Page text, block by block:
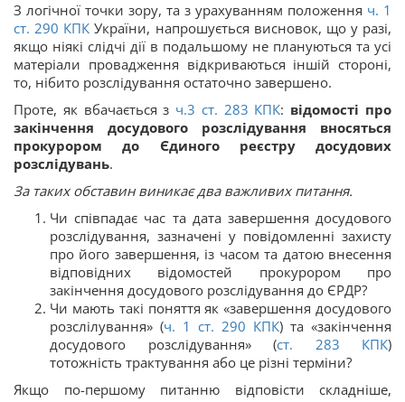
З логічної точки зору, та з урахуванням положення ч. 1
ст. 290 КПК України, напрошується висновок, що у разі,
якщо ніякі слідчі дії в подальшому не плануються та усі
матеріали провадження відкриваються іншій стороні,
то, нібито розслідування остаточно завершено.
Проте, як вбачається з ч.3 ст. 283 КПК: відомості про
закінчення досудового розслідування вносяться
прокурором до Єдиного реєстру досудових
розслідувань.
За таких обставин виникає два важливих питання.
Чи співпадає час та дата завершення досудового
розслідування, зазначені у повідомленні захисту
про його завершення, із часом та датою внесення
відповідних відомостей прокурором про
закінчення досудового розслідування до ЄРДР?
Чи мають такі поняття як «завершення досудового
розслілування» (ч. 1 ст. 290 КПК) та «закінчення
досудового розслідування» (ст. 283 КПК)
тотожність трактування або це різні терміни?
Якщо по-першому питанню відповісти складніше,